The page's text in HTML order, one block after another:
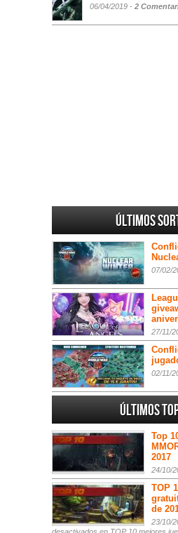
06/04/2019 - 2
Últimos
07/02/
27/11/
02/11/
Últimos
Top
2017
24/10/
TOP
de
23/10/